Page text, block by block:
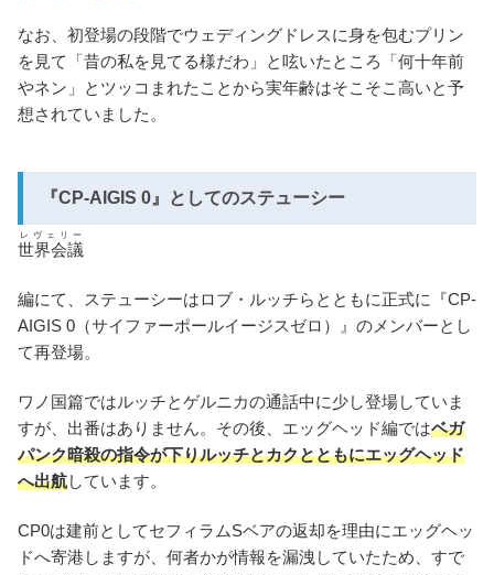
なお、初登場の段階でウェディングドレスに身を包むプリン
を見て「昔の私を見てる様だわ」と呟いたところ「何十年前
やネン」とツッコまれたことから実年齢はそこそこ高いと予
想されていました。
『CP-AIGIS 0』としてのステューシー
世界会議
レヴェリー
編にて、ステューシーはロブ・ルッチらとともに正式に『CP-
AIGIS 0（サイファーポールイージスゼロ）』のメンバーとし
て再登場。
ワノ国篇ではルッチとゲルニカの通話中に少し登場していま
すが、出番はありません。その後、エッグヘッド編ではベガ
パンク暗殺の指令が下りルッチとカクとともにエッグヘッド
へ出航しています。
CP0は建前としてセフィラムSベアの返却を理由にエッグヘッ
ドへ寄港しますが、何者かが情報を漏洩していたため、すで